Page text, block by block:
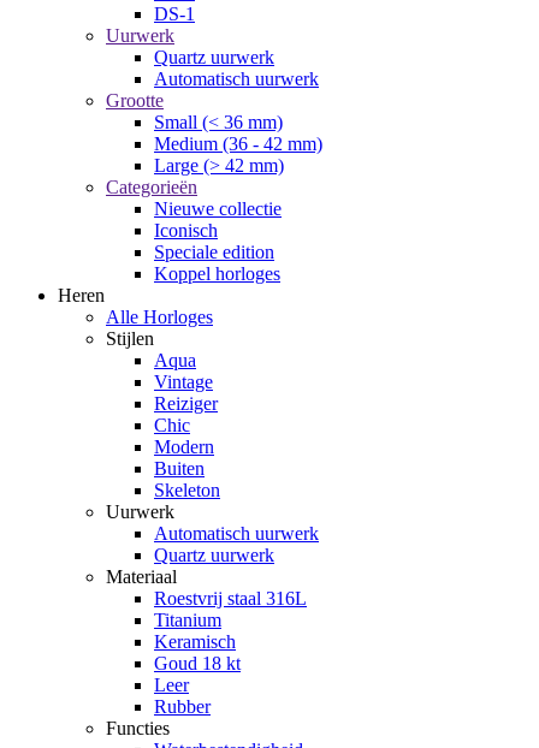
DS-1
Uurwerk
Quartz uurwerk
Automatisch uurwerk
Grootte
Small (< 36 mm)
Medium (36 - 42 mm)
Large (> 42 mm)
Categorieën
Nieuwe collectie
Iconisch
Speciale edition
Koppel horloges
Heren
Alle Horloges
Stijlen
Aqua
Vintage
Reiziger
Chic
Modern
Buiten
Skeleton
Uurwerk
Automatisch uurwerk
Quartz uurwerk
Materiaal
Roestvrij staal 316L
Titanium
Keramisch
Goud 18 kt
Leer
Rubber
Functies